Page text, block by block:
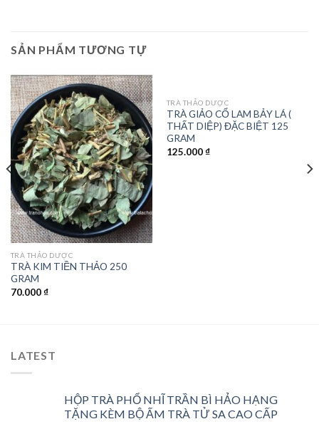
SẢN PHẨM TƯƠNG TỰ
TRÀ THẢO DƯỢC
TRÀ KIM TIỀN THẢO 250
GRAM
70.000₫
TRÀ THẢO DƯỢC
TRÀ GIẢO CỔ LAM BẢY LÁ (
THẤT DIỆP) ĐẶC BIỆT 125
GRAM
125.000₫
LATEST
HỘP TRÀ PHỔ NHĨ TRẦN BÌ HẢO HẠNG
TẶNG KÈM BỘ ẤM TRÀ TỬ SA CAO CẤP